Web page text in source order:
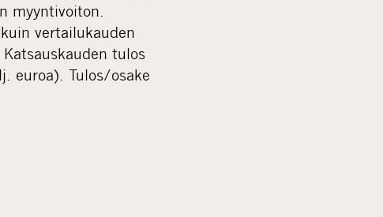
myyntivoiton.
vertailukauden
tulos
euroa). Tulos/osake